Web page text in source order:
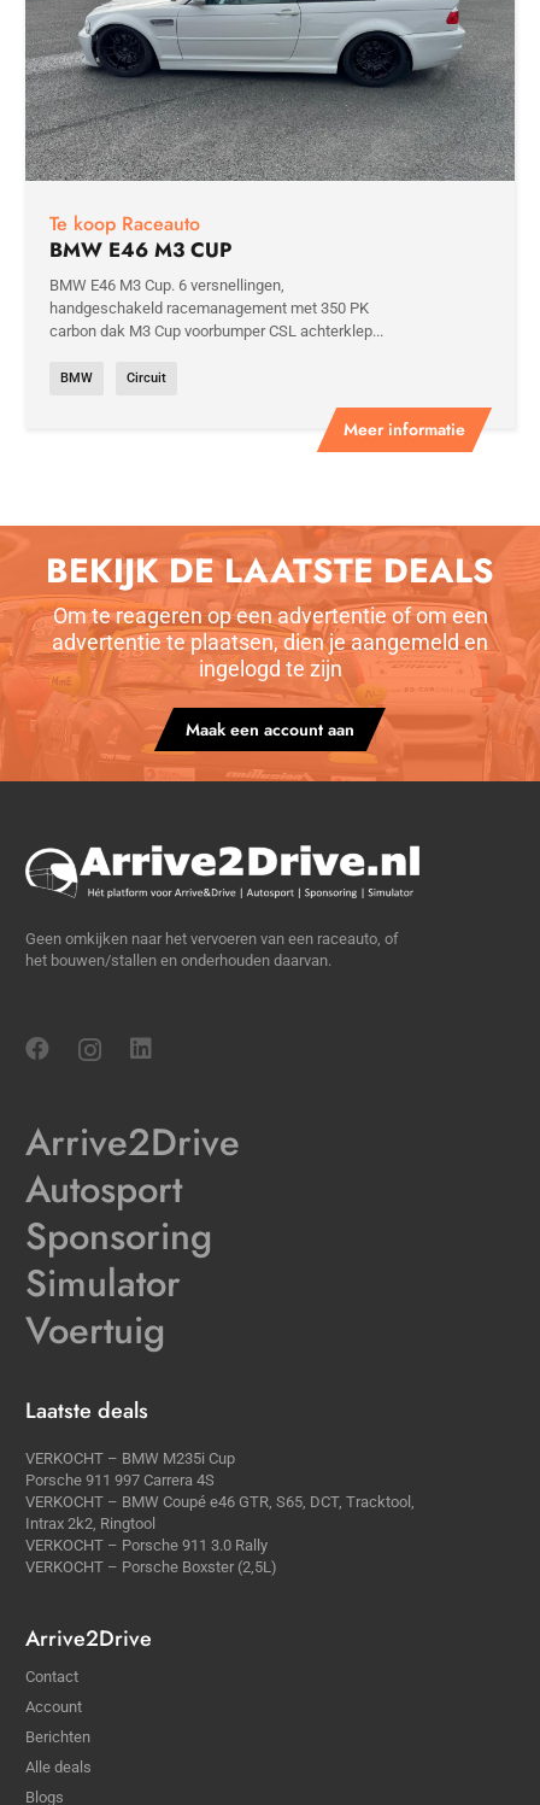
Meer informatie
Te koop Raceauto
BMW E46 M3 CUP
BMW E46 M3 Cup. 6 versnellingen,
handgeschakeld racemanagement met 350 PK
carbon dak M3 Cup voorbumper CSL achterklep...
BMW Circuit
BEKIJK DE LAATSTE DEALS
Om te reageren op een advertentie of om een
advertentie te plaatsen, dien je aangemeld en
ingelogd te zijn
Maak een account aan
Geen omkijken naar het vervoeren van een raceauto, of
het bouwen/stallen en onderhouden daarvan.
Arrive2Drive
Autosport
Sponsoring
Simulator
Voertuig
Laatste deals
VERKOCHT – BMW M235i Cup
Porsche 911 997 Carrera 4S
VERKOCHT – BMW Coupé e46 GTR, S65, DCT, Tracktool,
Intrax 2k2, Ringtool
VERKOCHT – Porsche 911 3.0 Rally
VERKOCHT – Porsche Boxster (2,5L)
Arrive2Drive
Contact
Account
Berichten
Alle deals
Blogs